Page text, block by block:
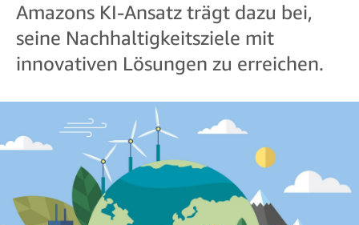
Amazons KI-Ansatz trägt dazu bei,
seine Nachhaltigkeitsziele mit
innovativen Lösungen zu erreichen.